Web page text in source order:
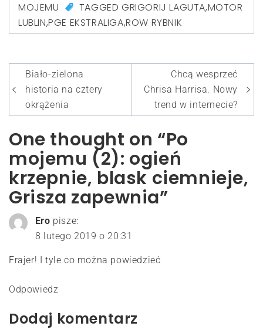
MOJEMU TAGGEDGRIGORIJ LAGUTA,MOTOR
LUBLIN,PGE EKSTRALIGA,ROW RYBNIK
Nawigacja
wpisu
Biało-zielona
historia na cztery
okrążenia
Chcą wesprzeć
Chrisa Harrisa. Nowy
trend w internecie?
One thought on “Po
mojemu (2): ogień
krzepnie, blask ciemnieje,
Grisza zapewnia”
Ero pisze:
8 lutego 2019 o 20:31
Frajer! I tyle co można powiedzieć
Odpowiedz
Dodaj komentarz